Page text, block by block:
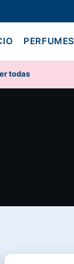
PERFUMES
todas